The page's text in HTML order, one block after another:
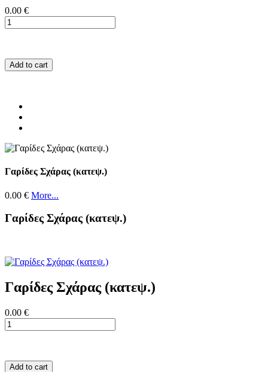
0.00 €
Add to cart
Γαρίδες Σχάρας (κατεψ.)
0.00 € More...
Γαρίδες Σχάρας (κατεψ.)
Γαρίδες Σχάρας (κατεψ.)
0.00 €
Add to cart